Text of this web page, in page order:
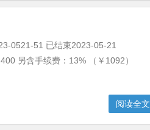
0521-51 已结束2023-05-21
另含手续费：13% （￥1092）
阅读全文